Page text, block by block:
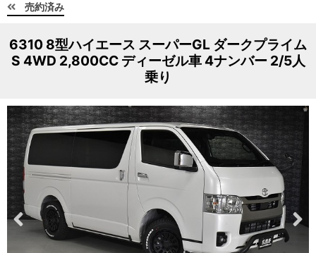
売約済み
6310 8型ハイエース スーパーGL ダークプライム
S 4WD 2,800CC ディーゼル車 4ナンバー 2/5人
乗り